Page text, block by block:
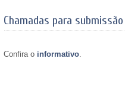
Chamadas para
Confira o informativo.